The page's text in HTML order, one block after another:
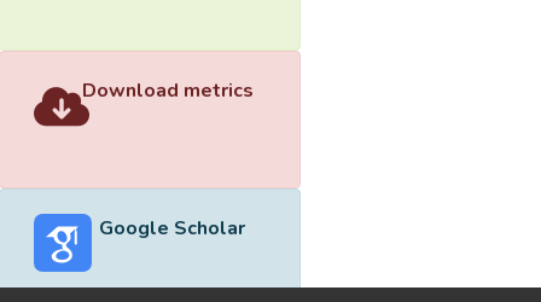
Download metrics
Google Scholar